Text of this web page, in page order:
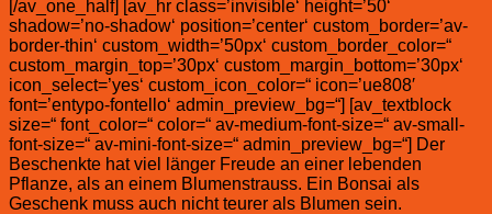
[/av_one_half] [av_hr class=’invisible‘ height=’50‘
shadow=’no-shadow‘ position=’center‘ custom_border=’av-
border-thin‘ custom_width=’50px‘ custom_border_color=“
custom_margin_top=’30px‘ custom_margin_bottom=’30px‘
icon_select=’yes‘ custom_icon_color=“ icon=’ue808′
font=’entypo-fontello‘ admin_preview_bg=“] [av_textblock
size=“ font_color=“ color=“ av-medium-font-size=“ av-small-
font-size=“ av-mini-font-size=“ admin_preview_bg=“] Der
Beschenkte hat viel länger Freude an einer lebenden
Pflanze, als an einem Blumenstrauss. Ein Bonsai als
Geschenk muss auch nicht teurer als Blumen sein.